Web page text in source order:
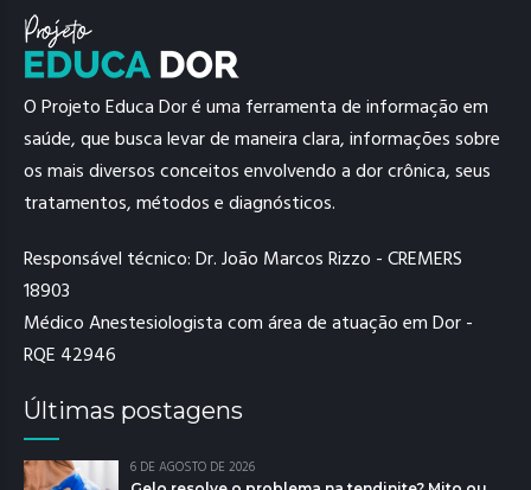
O Projeto Educa Dor é uma ferramenta de informação em
saúde, que busca levar de maneira clara, informações sobre
os mais diversos conceitos envolvendo a dor crônica, seus
tratamentos, métodos e diagnósticos.
Responsável técnico: Dr. João Marcos Rizzo - CREMERS
18903
Médico Anestesiologista com área de atuação em Dor -
RQE 42946
Últimas postagens
6 DE AGOSTO DE 2026